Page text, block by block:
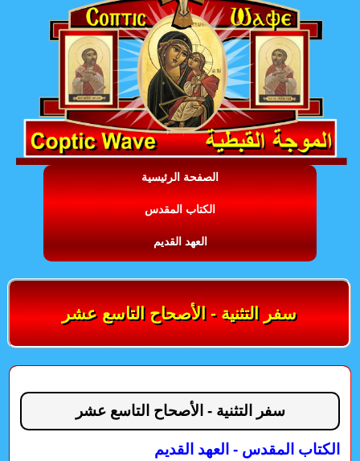
الصفحة الرئيسية
الكتاب المقدس
العهد القديم
سفر التثنية - الأصحاح التاسع عشر
سفر التثنية - الأصحاح التاسع عشر
الكتاب المقدس - العهد القديم